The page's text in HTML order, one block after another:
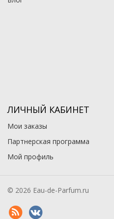
ЛИЧНЫЙ КАБИНЕТ
Мои заказы
Партнерская программа
Мой профиль
© 2026 Eau-de-Parfum.ru